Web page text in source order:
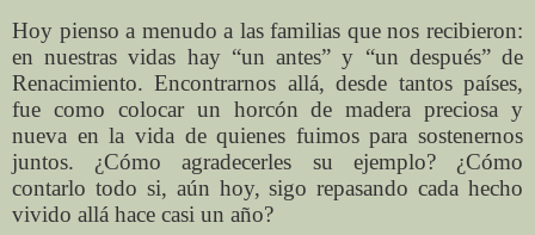
Hoy pienso a menudo a las familias que nos recibieron:
en nuestras vidas hay “un antes” y “un después” de
Renacimiento. Encontrarnos allá, desde tantos países,
fue como colocar un horcón de madera preciosa y
nueva en la vida de quienes fuimos para sostenernos
juntos. ¿Cómo agradecerles su ejemplo? ¿Cómo
contarlo todo si, aún hoy, sigo repasando cada hecho
vivido allá hace casi un año?